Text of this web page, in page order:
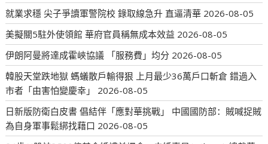
就業求穩 尖子爭讀軍警院校 錄取線急升 直逼清華 2026-08-05
美擬關5駐外使領館 華府官員稱無成本效益 2026-08-05
伊朗阿曼將達成霍峽協議 「服務費」均分 2026-08-05
韓股天堂跌地獄 螞蟻散戶輸得狠 上月最少36萬戶口斬倉 錯過入
市者「由害怕變慶幸」
2026-08-05
日新版防衛白皮書 倡結伴「應對華挑戰」 中國國防部：賊喊捉賊
為自身軍事鬆綁找藉口 2026-08-05